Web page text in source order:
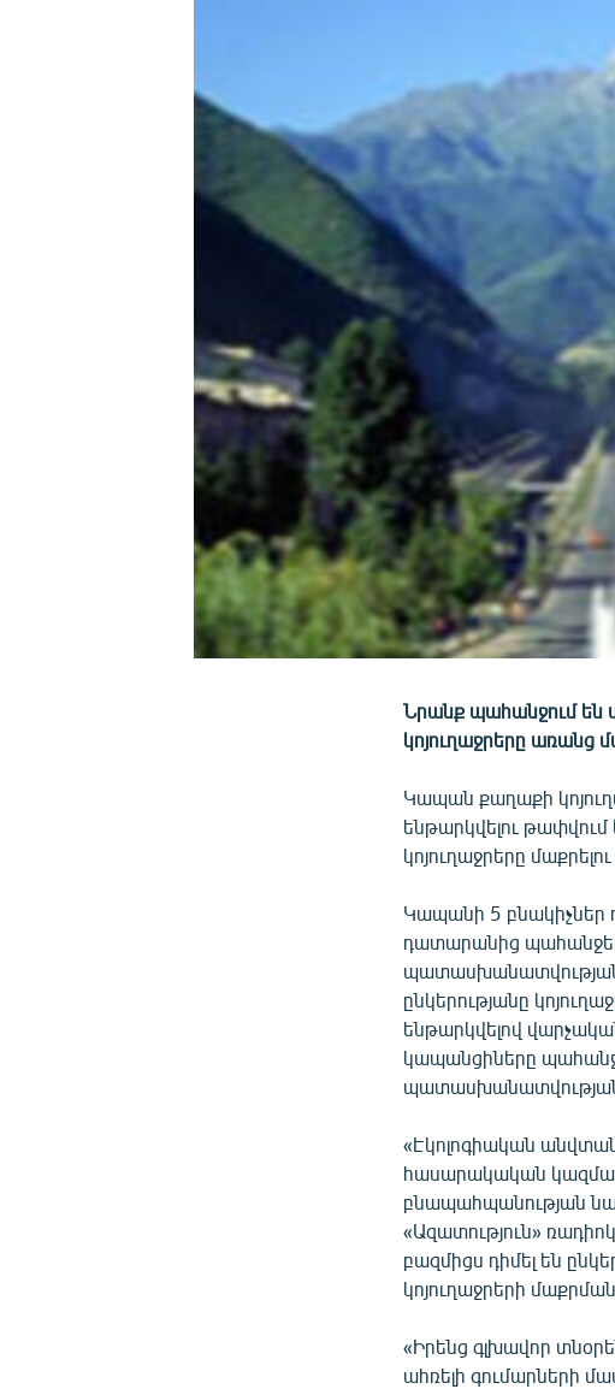
ՁԳՏԵԼՈՎ ԼԱՎԱԳՈՒՅՆԻՆ
Նրանք պահանջում են
կոյուղաջրերը առանց
Կապան քաղաքի
ենթարկվելու թափվում
կոյուղաջրերը
Կապանի 5 բնակիչներ
դատարանից
պատասխանատվության
ընկերությանը
ենթարկվելով
կապանցիները
«Էկոլոգիական
հասարակական
բնապահպանության
«Ազատություն»
բազմիցս դիմել են
կոյուղաջրերի
«Իրենց գլխավոր
ահռելի գումարների